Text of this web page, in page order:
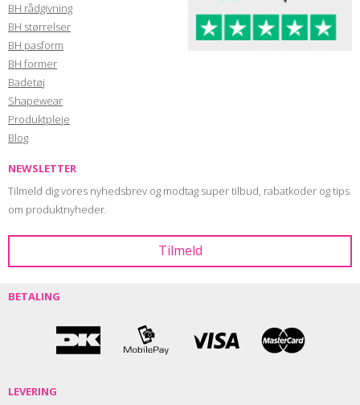
BH rådgivning
BH størrelser
BH pasform
BH former
Badetøj
Shapewear
Produktpleje
Blog
NEWSLETTER
Tilmeld dig vores nyhedsbrev og modtag super tilbud, rabatkoder og tips
om produktnyheder.
BETALING
LEVERING